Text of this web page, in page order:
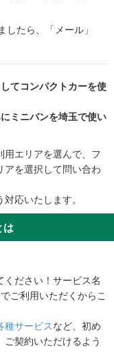
たら、「メール」
てコンパクトカーを使
ミニバンを埼玉で使い
エリアを選んで、フ
アを選択して問い合わ
応いたします。
は
ださい！サービス名
ご利用いただくからこ
種サービスなど、初め
契約いただけるよう